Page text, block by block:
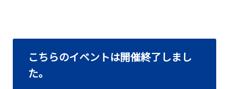
こちらのイベントは開催終了しまし
た。